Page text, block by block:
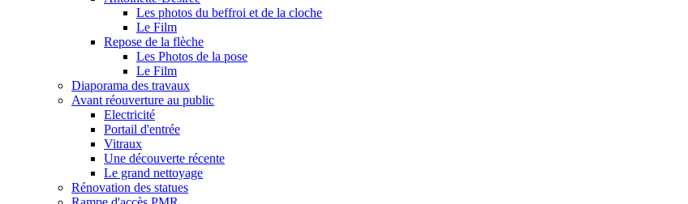
Les photos du beffroi et de la cloche
Le Film
Repose de la flèche
Les Photos de la pose
Le Film
Diaporama des travaux
Avant réouverture au public
Electricité
Portail d'entrée
Vitraux
Une découverte récente
Le grand nettoyage
Rénovation des statues